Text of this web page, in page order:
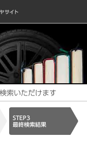
索いただけます
STEP3
最終検索結果